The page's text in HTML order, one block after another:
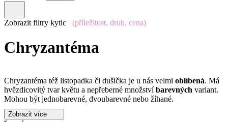
Zobrazit filtry kytic (příležitost, druh, cena)
Chryzantéma
Chryzantéma též listopadka či dušička je u nás velmi oblíbená. Má
hvězdicovitý tvar květu a nepřeberné množstvíbarevných variant.
Mohou být jednobarevné, dvoubarevné nebo žíhané.
Tato kytice se vyznačuje svou dlouhou trvanlivostí. Je to ten pravý
Zobrazit více